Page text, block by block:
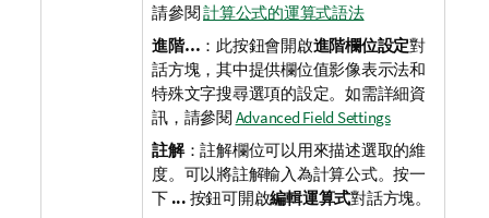
請參閱計算公式的運算式語法
進階… ：此按鈕會開啟進階欄位設定對
話方塊，其中提供欄位值影像表示法和
特殊文字搜尋選項的設定。 如需詳細資
訊，請參閱 Advanced Field Settings
註解：註解欄位可以用來描述選取的維
度。可以將註解輸入為計算公式。按一
下 ... 按鈕可開啟編輯運算式對話方塊。